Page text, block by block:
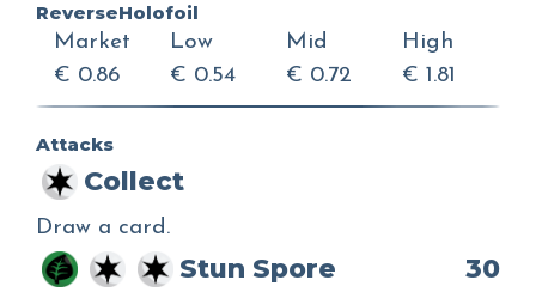
ReverseHolofoil
Market
€ 0.86
Low
€ 0.54
Mid
€ 0.72
High
€ 1.81
Attacks
Collect
Draw a card.
Stun Spore 30